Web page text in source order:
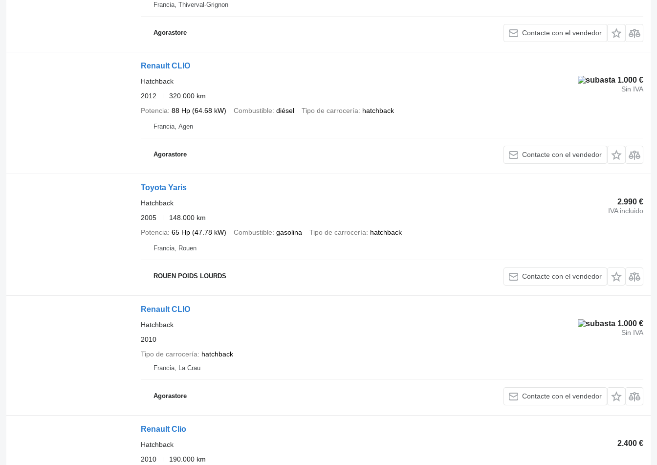
Francia, Thiverval-Grignon
Agorastore Contacte con el vendedor
Renault CLIO
1.000 €
Sin IVA
Hatchback
2012
320.000 km
Potencia 88 Hp (64.68 kW) Combustible diésel Tipo de carrocería hatchback
Francia, Agen
Agorastore Contacte con el vendedor
Toyota Yaris
2.990 €
IVA incluido
Hatchback
2005
148.000 km
Potencia 65 Hp (47.78 kW) Combustible gasolina Tipo de carrocería hatchback
Francia, Rouen
ROUEN POIDS LOURDS Contacte con el vendedor
Renault CLIO
1.000 €
Sin IVA
Hatchback
2010
Tipo de carrocería
hatchback
Francia, La Crau
Agorastore Contacte con el vendedor
Renault Clio
2.400 €
Hatchback
2010
190.000 km